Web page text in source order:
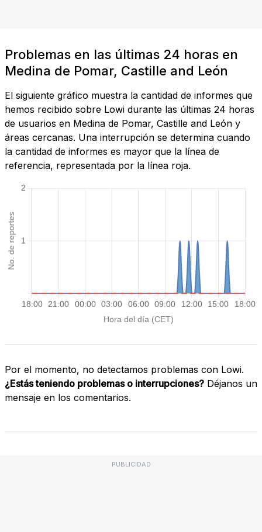
Problemas en las últimas 24 horas en
Medina de Pomar, Castille and León
El siguiente gráfico muestra la cantidad de informes que
hemos recibido sobre Lowi durante las últimas 24 horas
de usuarios en Medina de Pomar, Castille and León y
áreas cercanas. Una interrupción se determina cuando
la cantidad de informes es mayor que la línea de
referencia, representada por la línea roja.
Por el momento, no detectamos problemas con Lowi.
¿Estás teniendo problemas o interrupciones? Déjanos un
mensaje en los comentarios.
PUBLICIDAD